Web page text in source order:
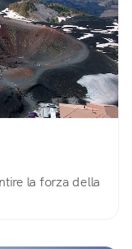
la forza della